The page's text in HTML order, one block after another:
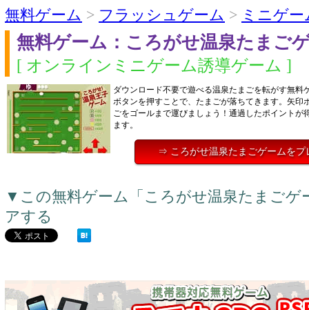
無料ゲーム > フラッシュゲーム > ミニゲー
無料ゲーム：ころがせ温泉たまご
[ オンラインミニゲーム誘導ゲーム ]
ダウンロード不要で遊べる温泉たまごを転がす無料
ボタンを押すことで、たまごが落ちてきます。矢印
ごをゴールまで運びましょう！通過したポイントが
ます。
⇒ ころがせ温泉たまごゲームをプ
▼この無料ゲーム「ころがせ温泉たまごゲ
アする